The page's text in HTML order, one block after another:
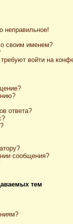
неправильное!
своим именем?
войти на
ответа?
сообщения?
тем